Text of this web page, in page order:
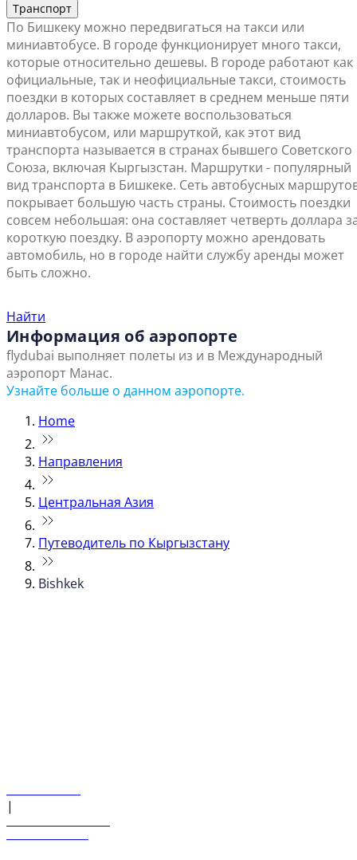
Транспорт
По Бишкеку можно передвигаться на такси или
миниавтобусе. В городе функционирует много такси,
которые относительно дешевы. В городе работают как
официальные, так и неофициальные такси, стоимость
поездки в которых составляет в среднем меньше пяти
долларов. Вы также можете воспользоваться
миниавтобусом, или маршруткой, как этот вид
транспорта называется в странах бывшего Советского
Союза, включая Кыргызстан. Маршрутки - популярный
вид транспорта в Бишкеке. Сеть автобусных
покрывает большую часть страны. Стоимость поездки
совсем небольшая: она составляет четверть доллара
короткую поездку. В аэропорту можно арендовать
автомобиль, но в городе найти службу аренды может
быть сложно.
Найти
Информация об аэропорте
flydubai выполняет полеты из и в Международный
аэропорт Манас.
Узнайте больше о данном аэропорте.
Home
Направления
Центральная Азия
Путеводитель по Кыргызстану
Bishkek
|